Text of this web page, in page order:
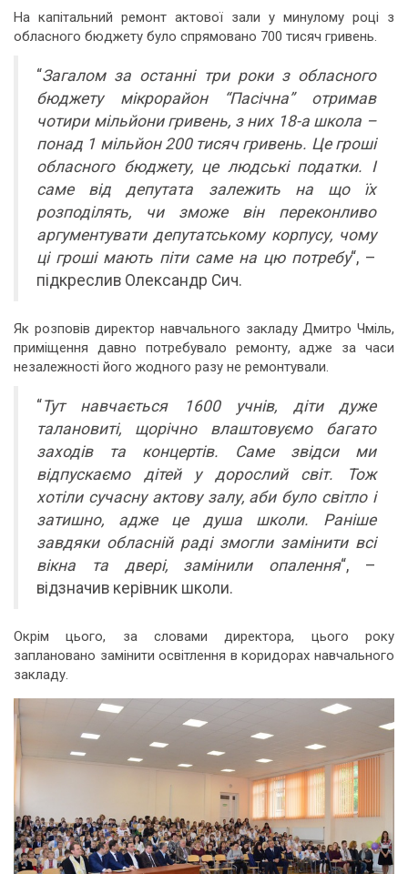
На капітальний ремонт актової зали у минулому році з
обласного бюджету було спрямовано 700 тисяч гривень.
“Загалом за останні три роки з обласного
бюджету мікрорайон “Пасічна” отримав
чотири мільйони гривень, з них 18-а школа –
понад 1 мільйон 200 тисяч гривень. Це гроші
обласного бюджету, це людські податки. І
саме від депутата залежить на що їх
розподілять, чи зможе він переконливо
аргументувати депутатському корпусу, чому
ці гроші мають піти саме на цю потребу“, –
підкреслив Олександр Сич.
Як розповів директор навчального закладу Дмитро Чміль,
приміщення давно потребувало ремонту, адже за часи
незалежності його жодного разу не ремонтували.
“Тут навчається 1600 учнів, діти дуже
талановиті, щорічно влаштовуємо багато
заходів та концертів. Саме звідси ми
відпускаємо дітей у дорослий світ. Тож
хотіли сучасну актову залу, аби було світло і
затишно, адже це душа школи. Раніше
завдяки обласній раді змогли замінити всі
вікна та двері, замінили опалення“, –
відзначив керівник школи.
Окрім цього, за словами директора, цього року
заплановано замінити освітлення в коридорах навчального
закладу.